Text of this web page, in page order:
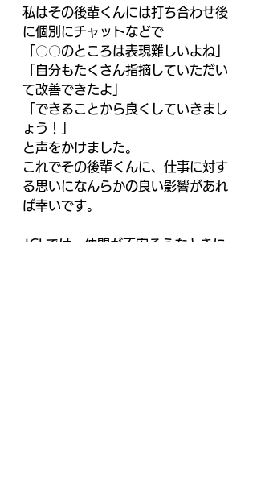
私はその後輩くんには打ち合わせ後
に個別にチャットなどで
「〇〇のところは表現難しいよね」
「自分もたくさん指摘していただい
て改善できたよ」
「できることから良くしていきまし
ょう！」
と声をかけました。
これでその後輩くんに、仕事に対す
る思いになんらかの良い影響があれ
ば幸いです。
JCLでは、仲間が不安そうなときに